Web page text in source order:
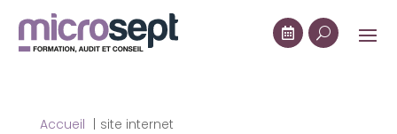
 U
Accueil site internet